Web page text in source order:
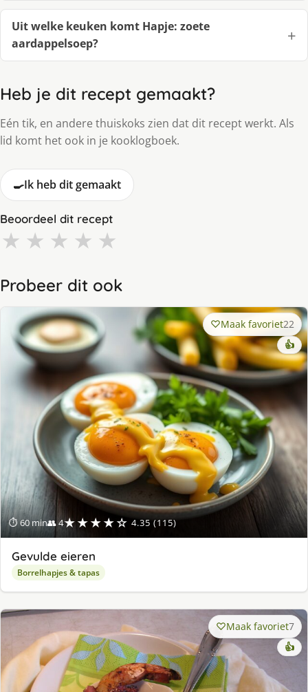
Uit welke keuken komt Hapje: zoete
aardappelsoep?
Heb je dit recept gemaakt?
Eén tik, en andere thuiskoks zien dat dit recept werkt. Als
lid komt het ook in je kooklogboek.
🍳Ik heb dit gemaakt
Beoordeel dit recept
★ ★ ★ ★ ★
Probeer dit ook
⏱ 60 min👥 4★★★★☆ 4.35 (115)
Maak favoriet22
👍
Gevulde eieren
Borrelhapjes & tapas
Maak favoriet7
👍